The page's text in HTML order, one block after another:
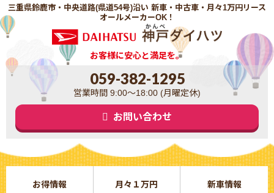
三重県鈴鹿市・中央道路(県道54号)沿い 新車・中古車・月々1万円リース
オールメーカーOK！
お客様に安心と満足を。
059-382-1295
営業時間 9:00～18:00 (月曜定休)
お問い合わせ
お得情報 月々１万円 新車情報